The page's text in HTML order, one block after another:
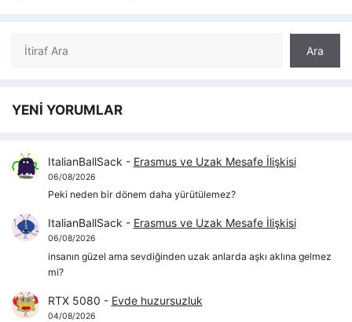
Ara
Ara
YENİ YORUMLAR
ItalianBallSack - Erasmus ve Uzak Mesafe İlişkisi
06/08/2026
Peki neden bir dönem daha yürütülemez?
ItalianBallSack - Erasmus ve Uzak Mesafe İlişkisi
06/08/2026
insanın güzel ama sevdiğinden uzak anlarda aşkı aklına gelmez
mi?
RTX 5080 - Evde huzursuzluk
04/08/2026